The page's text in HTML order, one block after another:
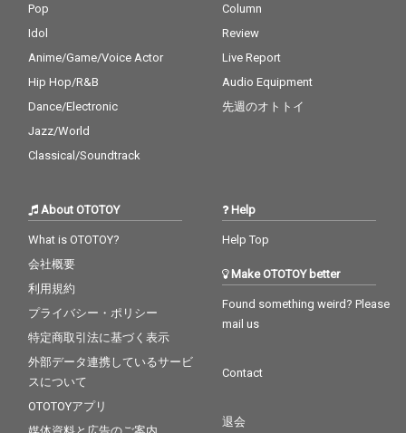
Pop
Idol
Anime/Game/Voice Actor
Hip Hop/R&B
Dance/Electronic
Jazz/World
Classical/Soundtrack
Column
Review
Live Report
Audio Equipment
先週のオトトイ
About OTOTOY
What is OTOTOY?
会社概要
利用規約
プライバシー・ポリシー
特定商取引法に基づく表示
外部データ連携しているサービ
スについて
OTOTOYアプリ
Help
Help Top
Make OTOTOY better
Found something weird? Please
mail us
Contact
退会